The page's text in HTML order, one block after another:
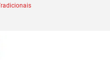
Tradicionais